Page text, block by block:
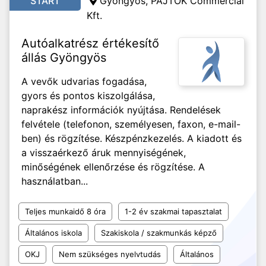
Kft.
Autóalkatrész értékesítő
állás Gyöngyös
A vevők udvarias fogadása,
gyors és pontos kiszolgálása,
naprakész információk nyújtása. Rendelések
felvétele (telefonon, személyesen, faxon, e-mail-
ben) és rögzítése. Készpénzkezelés. A kiadott és
a visszaérkező áruk mennyiségének,
minőségének ellenőrzése és rögzítése. A
használatban...
Teljes munkaidő 8 óra 1-2 év szakmai tapasztalat
Általános iskola Szakiskola / szakmunkás képző
OKJ Nem szükséges nyelvtudás Általános